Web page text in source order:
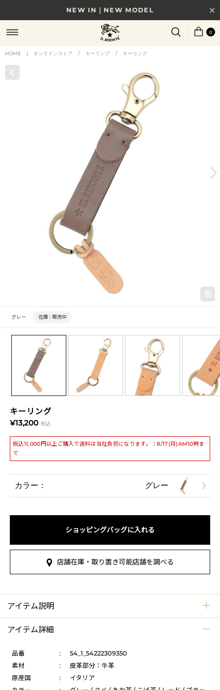
NEW IN｜NEW MODEL
8/17(月)10時まで｜税込11,000円以上で送料無料
贈る相手やシーンから選べる、新しいギフトガイド
0
HOME | オンラインストア / キーリング / キーリング
キーリング
¥13,200 税込
税込11,000円以上ご購入で送料は当社負担になります。：8/17(月)AM10時ま
で
グレー 在庫 : 販売中
カラー： グレー
ショッピングバッグに入れる
店舗在庫・取り置き可能店舗を調べる
アイテム説明
アイテム詳細
品番 :
54_1_54222309350
素材
:
皮革部分：牛革
原産国
:
イタリア